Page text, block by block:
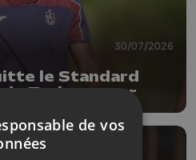
30/07/2026
le Standard
Trabzonspor
de vos